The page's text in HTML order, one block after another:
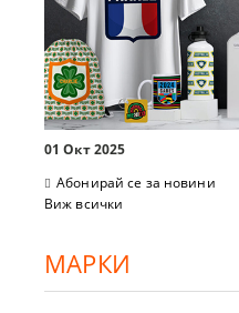
01 Окт 2025
Абонирай се за новини
Виж всички
МАРКИ